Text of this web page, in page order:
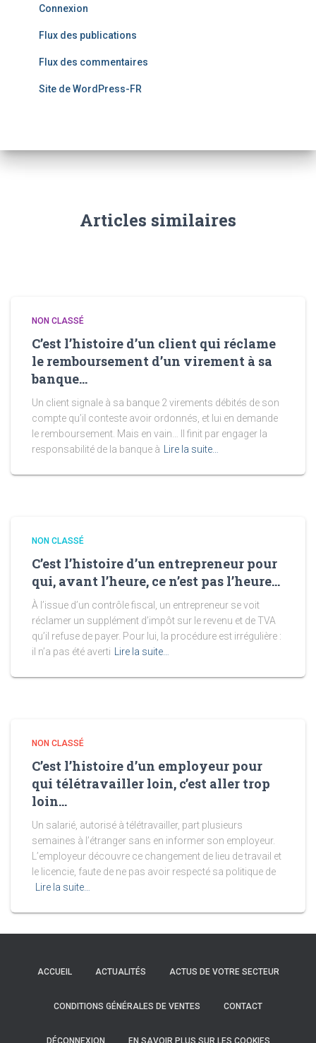
Connexion
Flux des publications
Flux des commentaires
Site de WordPress-FR
Articles similaires
NON CLASSÉ
C’est l’histoire d’un client qui réclame
le remboursement d’un virement à sa
banque…
Un client signale à sa banque 2 virements débités de son
compte qu’il conteste avoir ordonnés, et lui en demande
le remboursement. Mais en vain… Il finit par engager la
responsabilité de la banque à
Lire la suite…
NON CLASSÉ
C’est l’histoire d’un entrepreneur pour
qui, avant l’heure, ce n’est pas l’heure…
À l’issue d’un contrôle fiscal, un entrepreneur se voit
réclamer un supplément d’impôt sur le revenu et de TVA
qu’il refuse de payer. Pour lui, la procédure est irrégulière :
il n’a pas été averti
Lire la suite…
NON CLASSÉ
C’est l’histoire d’un employeur pour
qui télétravailler loin, c’est aller trop
loin…
Un salarié, autorisé à télétravailler, part plusieurs
semaines à l’étranger sans en informer son employeur.
L’employeur découvre ce changement de lieu de travail et
le licencie, faute de ne pas avoir respecté sa politique de
Lire la suite…
ACCUEIL ACTUALITÉS ACTUS DE VOTRE SECTEUR
CONDITIONS GÉNÉRALES DE VENTES CONTACT
DÉCONNEXION EN SAVOIR PLUS SUR LES COOKIES